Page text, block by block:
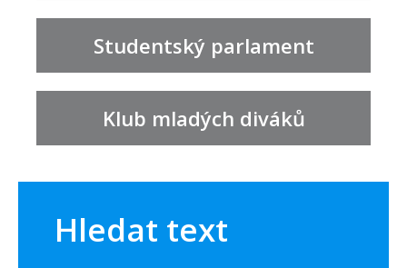
Studentský parlament
Klub mladých diváků
Hledat text